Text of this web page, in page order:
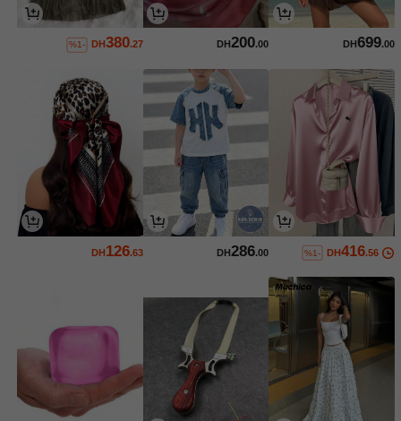
DH699.00
DH200.00
DH380.27
%1-
DH416.56
%1-
DH286.00
DH126.63